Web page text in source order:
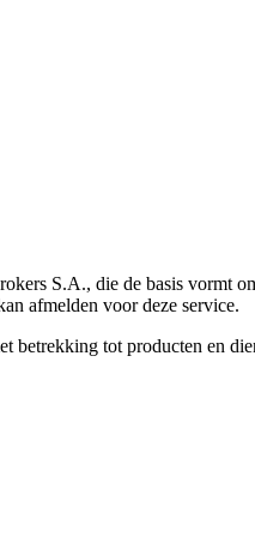
S.A., die de basis vormt
afmelden voor deze service.
tot producten en